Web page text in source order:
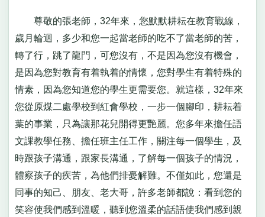
尊敬的張老師，32年來，您默默耕耘在教育戰線，
歲月輪迴，多少和您一起當老師的吃不了當老師的苦，
轉了行，跳了龍門，可您沒有，不是因為您沒有機會，
是因為您對教育有着執着的情懷，您對學生有着特殊的
情素，因為您知道您的學生更需要您。就這樣，32年來
您從原煤二處學校到紅會學校，一步一個腳印，耕耘着
葉的事業，只為讓那花兒開得更艷麗。您多年來擔任語
文課教學任務、擔任班主任工作，關注每一個學生，及
時跟孩子溝通，跟家長溝通，了解每一個孩子的情況，
體察孩子的疾苦，為他們排憂解難。不僅如此，您還是
同事的知己、朋友、老大哥，許多老師都說：看到您的
笑容使我們感到溫暖，聽到您溫柔的話語使我們感到親